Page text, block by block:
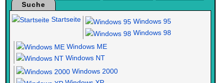
Suche
Startseite
Windows 95
Windows 98
Windows ME
Windows NT
Windows 2000